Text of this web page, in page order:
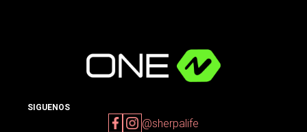
SIGUENOS
@sherpalife